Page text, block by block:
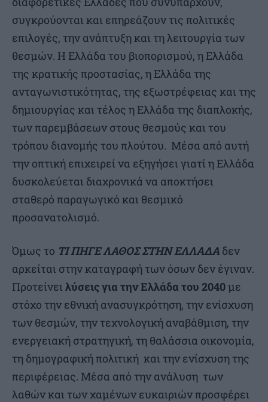
συγκρούονται και επηρεάζουν τις πολιτικές
επιλογές, την ανάπτυξη και τη λειτουργία των
θεσμών. Η Ελλάδα του βιοπορισμού, η Ελλάδα
της κρατικής προστασίας, η Ελλάδα της
ανταγωνιστικότητας, της εξωστρέφειας και της
δημιουργίας και τέλος η Ελλάδα της διαπλοκής,
των παρεμβάσεων στους θεσμούς και του
τρόπου διανομής του πλούτου. Μέσα από αυτή
την οπτική επιχειρεί να εξηγήσει γιατί η Ελλάδα
δυσκολεύεται διαχρονικά να αποκτήσει
σταθερό παραγωγικό και θεσμικό
προσανατολισμό.
Όμως το ΤΙ ΠΗΓΕ ΛΑΘΟΣ ΣΤΗΝ ΕΛΛΑΔΑ δεν
αρκείται στην καταγραφή των όσων δεν έγιναν.
Προτείνει λύσεις για την Ελλάδα του 2040 με
στόχο την εθνική ανασυγκρότηση, την ενίσχυση
των θεσμών, την τεχνολογική αναβάθμιση, την
ενεργειακή στρατηγική, τη θαλάσσια οικονομία,
τη δημογραφική πολιτική και την ενίσχυση της
περιφέρειας. Μέσα από την ανάλυση των
λαθών και των χαμένων ευκαιριών προσφέρει